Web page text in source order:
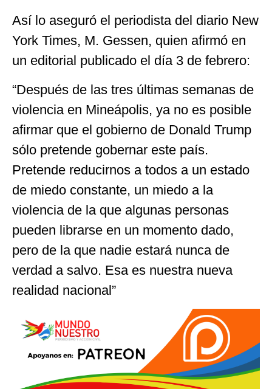
Así lo aseguró el periodista del diario New
York Times, M. Gessen, quien afirmó en
un editorial publicado el día 3 de febrero:
“Después de las tres últimas semanas de
violencia en Mineápolis, ya no es posible
afirmar que el gobierno de Donald Trump
sólo pretende gobernar este país.
Pretende reducirnos a todos a un estado
de miedo constante, un miedo a la
violencia de la que algunas personas
pueden librarse en un momento dado,
pero de la que nadie estará nunca de
verdad a salvo. Esa es nuestra nueva
realidad nacional”